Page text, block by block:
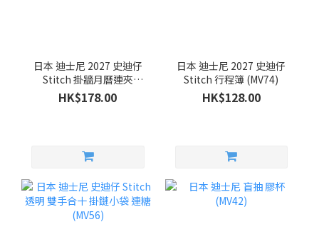
日本 迪士尼 2027 史迪仔
Stitch 掛牆月曆連夾
(MV75)
HK$178.00
日本 迪士尼 2027 史迪仔
Stitch 行程簿 (MV74)
HK$128.00